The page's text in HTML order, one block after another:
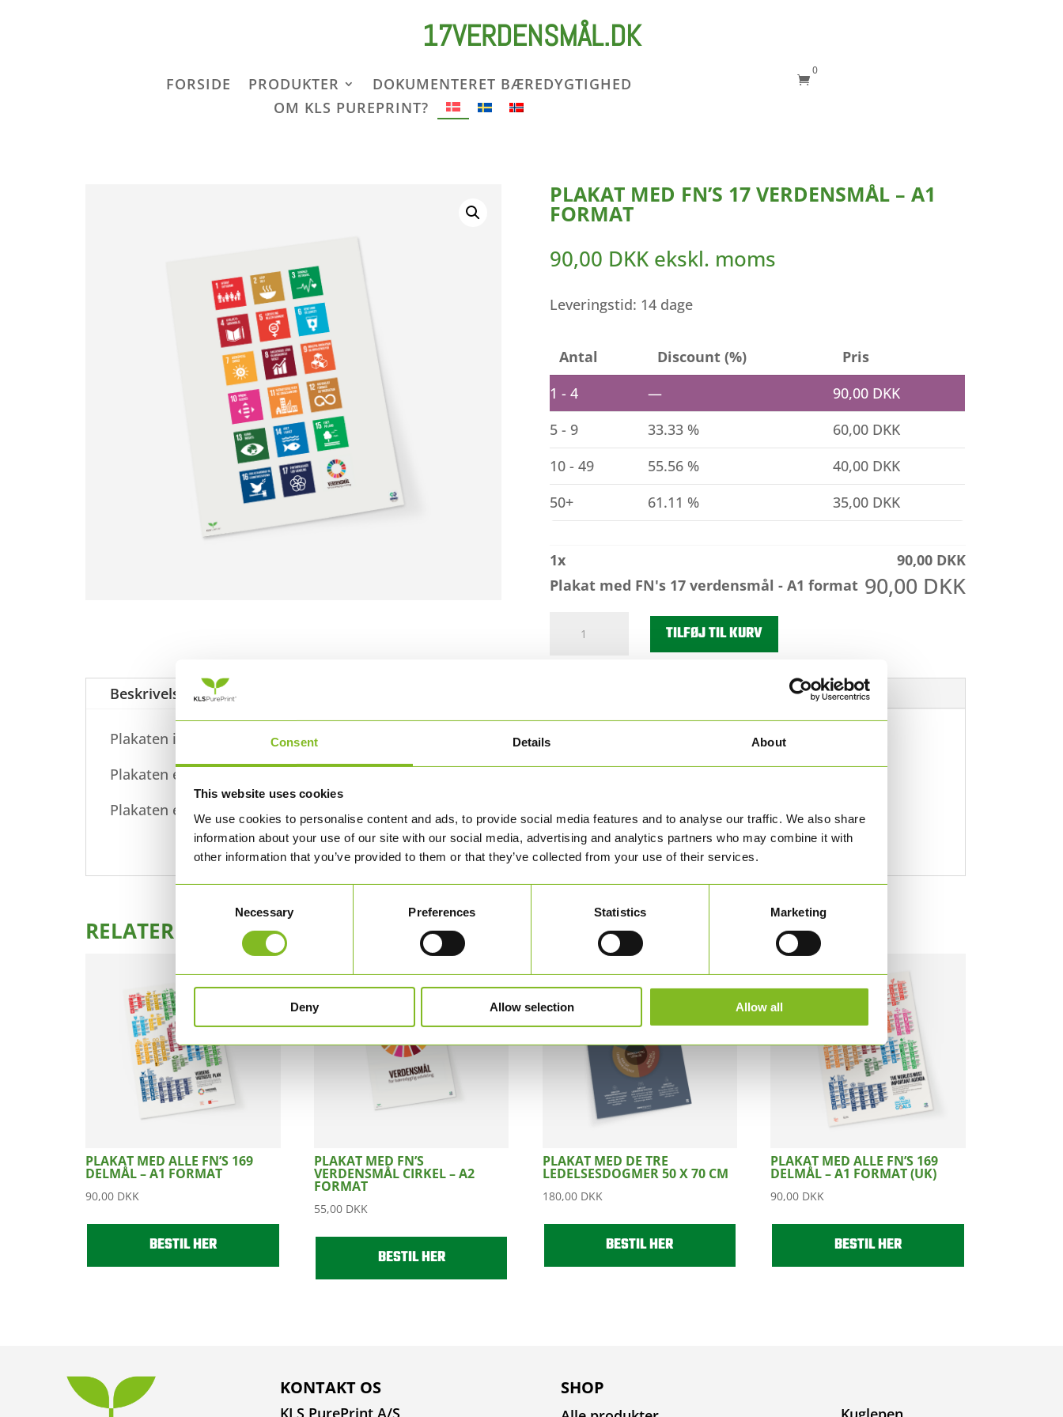
Consent Details About
This website uses cookies
We use cookies to personalise content and ads, to provide social media features and to analyse our traffic. We also share
information about your use of our site with our social media, advertising and analytics partners who may combine it with
other information that you’ve provided to them or that they’ve collected from your use of their services.
Necessary Preferences Statistics Marketing
Deny Allow selection Allow all
17VERDENSMÅL.DK
FORSIDE PRODUKTER
DOKUMENTERET BÆREDYGTIGHED
OM KLS PUREPRINT?

0
PLAKAT MED FN’S 17 VERDENSMÅL – A1
FORMAT
90,00 DKK ekskl. moms
Leveringstid: 14 dage
Antal Discount (%)
Pris
1 - 4
— 90,00 DKK
5 - 9
33.33 % 60,00 DKK
10 - 49
55.56 % 40,00 DKK
50+
61.11 % 35,00 DKK
1x 90,00 DKK
Plakat med FN's 17 verdensmål - A1 format 90,00 DKK
A1
format
TILFØJ TIL KURV
Beskrivelse
Plakaten indeholder en komplet og overskuelig oversigt over FN's 17 verdensmål.
Plakaten er i A1-format (59,4 × 84,1 cm) og trykt på 190 gr. Pureprint Uncoated.
Plakaten er Cradle to Cradle certificeret, FSC certificeret og klimaneutral.
RELATEREDE VARER
PLAKAT MED ALLE FN’S 169
DELMÅL – A1 FORMAT
90,00 DKK
BESTIL HER
PLAKAT MED FN’S
VERDENSMÅL CIRKEL – A2
FORMAT
55,00 DKK
BESTIL HER
PLAKAT MED DE TRE
LEDELSESDOGMER 50 X 70 CM
180,00 DKK
BESTIL HER
PLAKAT MED ALLE FN’S 169
DELMÅL – A1 FORMAT (UK)
90,00 DKK
BESTIL HER
KONTAKT OS
KLS PurePrint A/S
SHOP